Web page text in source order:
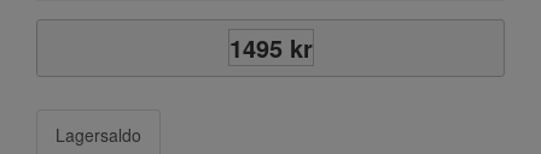
1495 kr
Lagersaldo